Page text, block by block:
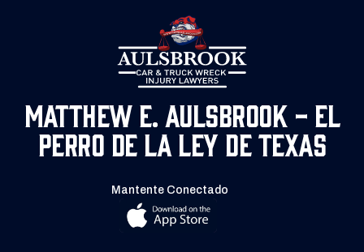
Matthew E. Aulsbrook - El
Perro de la Ley de Texas
Mantente Conectado